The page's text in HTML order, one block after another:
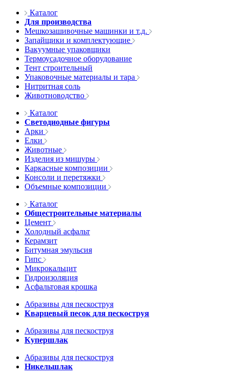
Каталог
Для производства
Мешкозашивочные машинки и т.д.
Запайщики и комплектующие
Вакуумные упаковщики
Термоусадочное оборудование
Тент строительный
Упаковочные материалы и тара
Нитритная соль
Животноводство
Каталог
Светодиодные фигуры
Арки
Елки
Животные
Изделия из мишуры
Каркасные композиции
Консоли и перетяжки
Объемные композиции
Каталог
Общестроительные материалы
Цемент
Холодный асфальт
Керамзит
Битумная эмульсия
Гипс
Микрокальцит
Гидроизоляция
Асфальтовая крошка
Абразивы для пескоструя
Кварцевый песок для пескоструя
Абразивы для пескоструя
Купершлак
Абразивы для пескоструя
Никельшлак